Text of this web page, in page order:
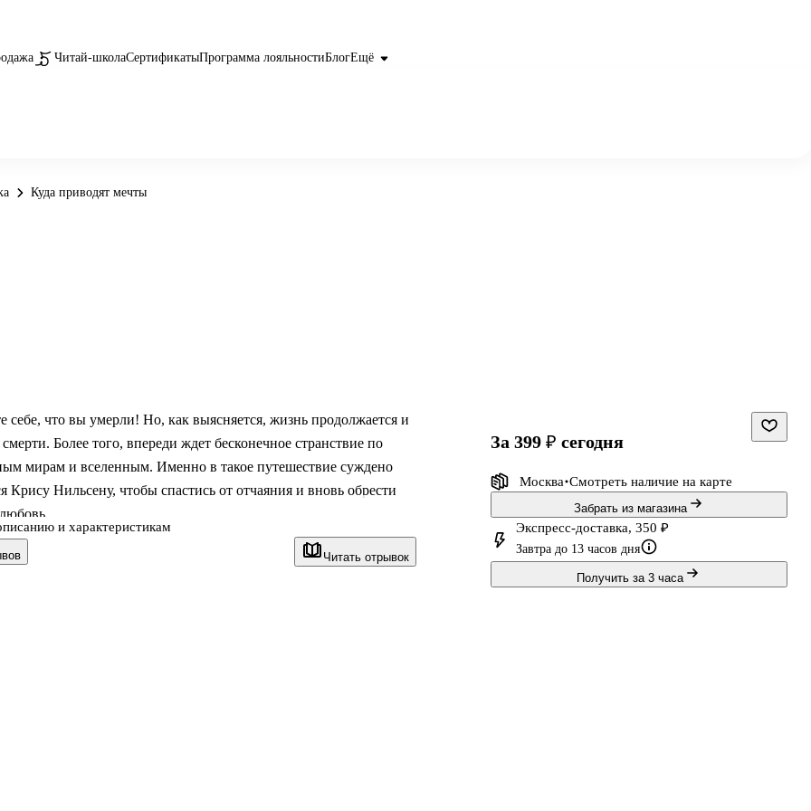
Читай-школаСертификатыПрограмма лояльностиБлогЕщё
Куда приводят мечты
Читать отрывок
себе, что вы умерли! Но, как выясняется, жизнь продолжается и
Более того, впереди ждет бесконечное странствие по
мирам и вселенным. Именно в такое путешествие суждено
Крису Нильсену, чтобы спастись от отчаяния и вновь обрести
публикации роман Р. Матесона стал бестселлером и вызвал
не только в литературных кругах, но и среди ученых.
и характеристикам
за 399 ₽ сегодня
Москва Смотреть наличие на карте
Забрать из магазина
Экспресс-доставка, 350 ₽
Завтра до 13 часов дня
Получить за 3 часа